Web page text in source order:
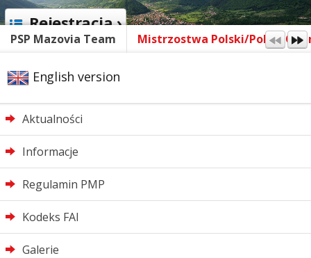
Rejestracja ›
PSP Mazovia Team Mistrzostwa Polski/Polish
English version
Aktualności
Informacje
Regulamin PMP
Kodeks FAI
Galerie